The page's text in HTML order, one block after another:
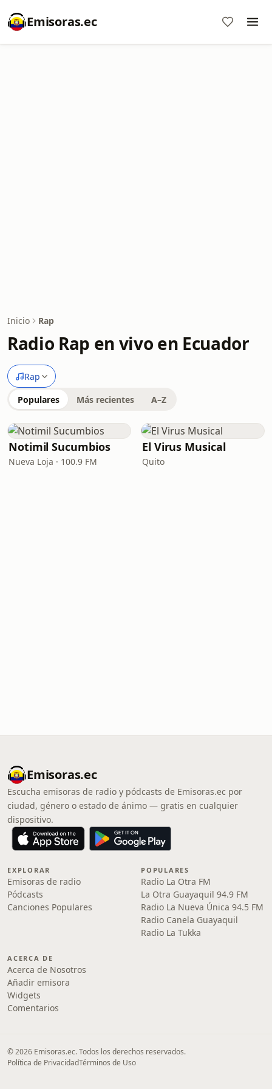
Emisoras.ec
Inicio Rap
Radio Rap en vivo en Ecuador
Rap
Populares Más recientes A–Z
Notimil Sucumbios
Nueva Loja · 100.9 FM
El Virus Musical
Quito
Emisoras.ec
Escucha emisoras de radio y pódcasts de Emisoras.ec por
ciudad, género o estado de ánimo — gratis en cualquier
dispositivo.
EXPLORAR
Emisoras de radio
Pódcasts
Canciones Populares
POPULARES
Radio La Otra FM
La Otra Guayaquil 94.9 FM
Radio La Nueva Única 94.5 FM
Radio Canela Guayaquil
Radio La Tukka
ACERCA DE
Acerca de Nosotros
Añadir emisora
Widgets
Comentarios
© 2026 Emisoras.ec. Todos los derechos reservados.
Política de PrivacidadTérminos de Uso